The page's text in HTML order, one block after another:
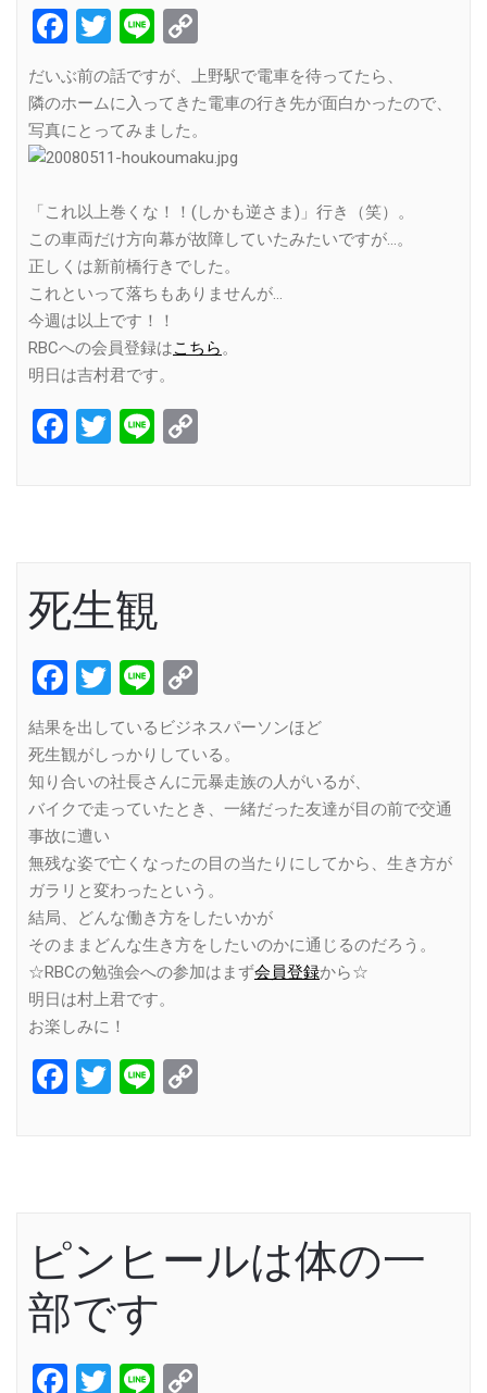
Facebook
Twitter
Line
Link
だいぶ前の話ですが、上野駅で電車を待ってたら、
隣のホームに入ってきた電車の行き先が面白かったので、
写真にとってみました。
「これ以上巻くな！！(しかも逆さま)」行き（笑）。
この車両だけ方向幕が故障していたみたいですが…。
正しくは新前橋行きでした。
これといって落ちもありませんが…
今週は以上です！！
RBCへの会員登録はこちら。
明日は吉村君です。
Facebook
Twitter
Line
死生観
Facebook
Twitter
Line
Link
結果を出しているビジネスパーソンほど
死生観がしっかりしている。
知り合いの社長さんに元暴走族の人がいるが、
バイクで走っていたとき、一緒だった友達が目の前で交通
事故に遭い
無残な姿で亡くなったの目の当たりにしてから、生き方が
ガラリと変わったという。
結局、どんな働き方をしたいかが
そのままどんな生き方をしたいのかに通じるのだろう。
☆RBCの勉強会への参加はまず会員登録から☆
明日は村上君です。
お楽しみに！
Facebook
Twitter
Line
ピンヒールは体の一
部です
Facebook
Twitter
Line